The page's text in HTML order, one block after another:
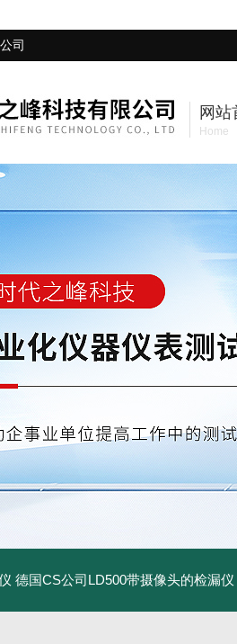
司
网站
Home
德国CS公司LD500带摄像头的检漏仪